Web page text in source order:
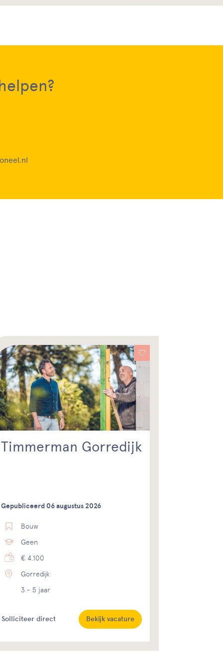
Timmerman Gorredijk
Gepubliceerd 06 augustus 2026
Bouw
Geen
€ 4.100
Gorredijk
3 - 5 jaar
Solliciteer direct Bekijk vacature